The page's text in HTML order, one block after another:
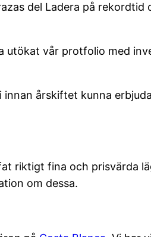
del Ladera på
utökat vår protfolio med
årskiftet kunna
riktigt fina och prisvärda
om dessa.